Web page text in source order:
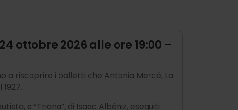
ottobre 2026 alle ore 19:00 –
a riscoprire i balletti che Antonia Mercé, La
e “Triana”, di Isaac Albéniz, eseguiti